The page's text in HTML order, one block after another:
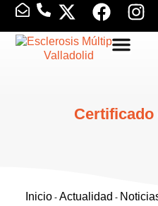
Inicio- Actualidad -